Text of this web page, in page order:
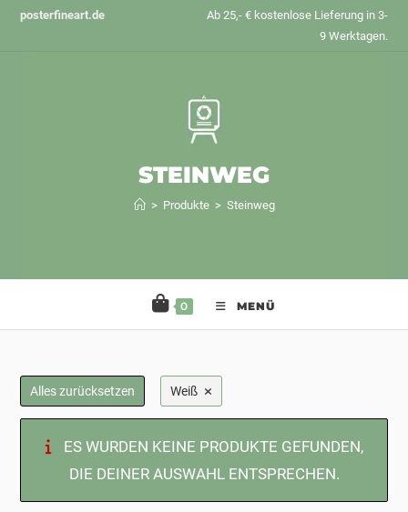
Zumposterfineart.de
Ab 25,- € kostenlose Lieferung in 3-
9 Werktagen.
STEINWEG
> Produkte > Steinweg
0 MENÜ
Alles zurücksetzen Weiß ×
ES WURDEN KEINE PRODUKTE GEFUNDEN,
DIE DEINER AUSWAHL ENTSPRECHEN.